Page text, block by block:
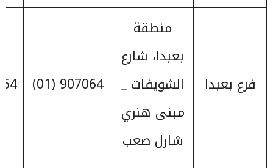
فرع بعبدا
منطقة
بعبدا، شارع
الشويفات _
مبنى هنري
شارل صعب
907064 (01)